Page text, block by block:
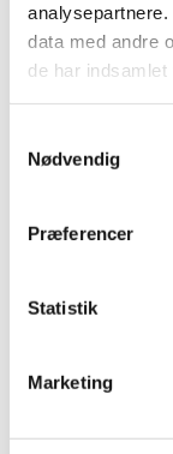
data med andre
de har indsamlet
Nødvendig
Præferencer
Statistik
Marketing